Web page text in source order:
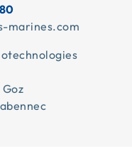
marines.com